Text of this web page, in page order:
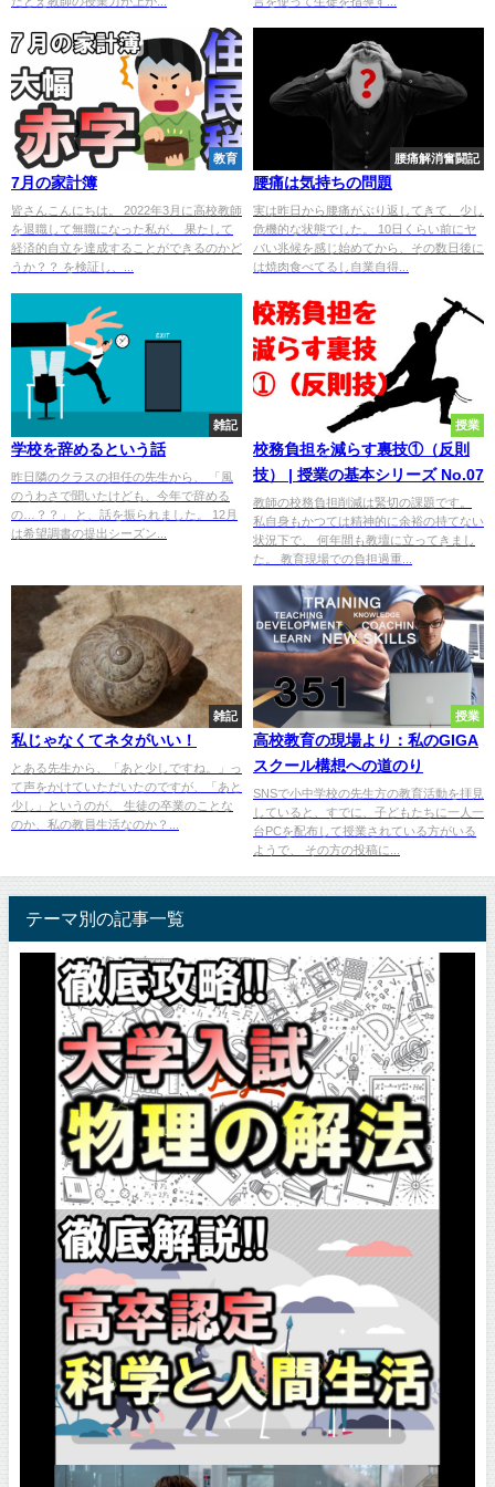
教育
7月の家計簿
皆さんこんにちは。 2022年3月に高校教師
を退職して無職になった私が、 果たして
経済的自立を達成することができるのかど
うか？？ を検証し、...
腰痛解消奮闘記
腰痛は気持ちの問題
実は昨日から腰痛がぶり返してきて、少し
危機的な状態でした。 10日くらい前にヤ
バい兆候を感じ始めてから、その数日後に
は焼肉食べてるし自業自得...
雑記
学校を辞めるという話
昨日隣のクラスの担任の先生から、 「風
のうわさで聞いたけども、今年で辞める
の…？？」 と、話を振られました。 12月
は希望調書の提出シーズン...
授業
校務負担を減らす裏技①（反則
技） | 授業の基本シリーズ No.07
教師の校務負担削減は緊切の課題です。
私自身もかつては精神的に余裕の持てない
状況下で、 何年間も教壇に立ってきまし
た。 教育現場での負担過重...
雑記
私じゃなくてネタがいい！
とある先生から、「あと少しですね。」っ
て声をかけていただいたのですが、「あと
少し」というのが、 生徒の卒業のことな
のか、私の教員生活なのか？...
授業
高校教育の現場より：私のGIGA
スクール構想への道のり
SNSで小中学校の先生方の教育活動を拝見
していると、すでに、子どもたちに一人一
台PCを配布して授業されている方がいる
ようで、 その方の投稿に...
テーマ別の記事一覧